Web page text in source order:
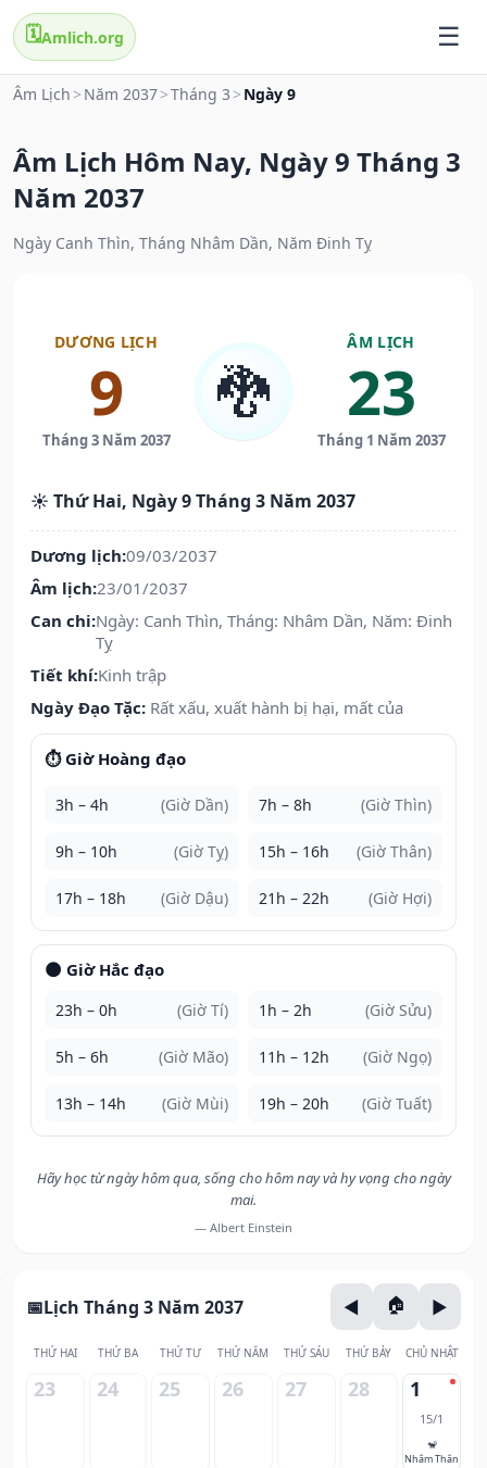
🗓️Amlich.org
Âm Lịch > Năm 2037>Tháng 3 > Ngày 9
Âm Lịch Hôm Nay, Ngày 9 Tháng 3
Năm 2037
Ngày Canh Thìn, Tháng Nhâm Dần, Năm Đinh Tỵ
DƯƠNG LỊCH
9
Tháng 3 Năm 2037
🐉
ÂM LỊCH
23
Tháng 1 Năm 2037
☀️ Thứ Hai, Ngày 9 Tháng 3 Năm 2037
Dương lịch:09/03/2037
Âm lịch:23/01/2037
Can chi:Ngày: Canh Thìn, Tháng: Nhâm Dần, Năm: Đinh
Tỵ
Tiết khí:Kinh trập
Ngày Đạo Tặc: Rất xấu, xuất hành bị hại, mất của
⏱️ Giờ Hoàng đạo
3h – 4h (Giờ Dần) 7h – 8h (Giờ Thìn)
9h – 10h (Giờ Tỵ) 15h – 16h (Giờ Thân)
17h – 18h (Giờ Dậu) 21h – 22h (Giờ Hợi)
🌑 Giờ Hắc đạo
23h – 0h (Giờ Tí) 1h – 2h (Giờ Sửu)
5h – 6h (Giờ Mão) 11h – 12h (Giờ Ngọ)
13h – 14h (Giờ Mùi) 19h – 20h (Giờ Tuất)
Hãy học từ ngày hôm qua, sống cho hôm nay và hy vọng cho ngày
mai.
— Albert Einstein
Lịch Tháng 3 Năm 2037
THỨ HAI THỨ BA THỨ TƯ THỨ NĂM THỨ SÁU THỨ BẢY CHỦ NHẬT
23 24 25 26 27 28 1
15/1
🐒
Nhâm Thân